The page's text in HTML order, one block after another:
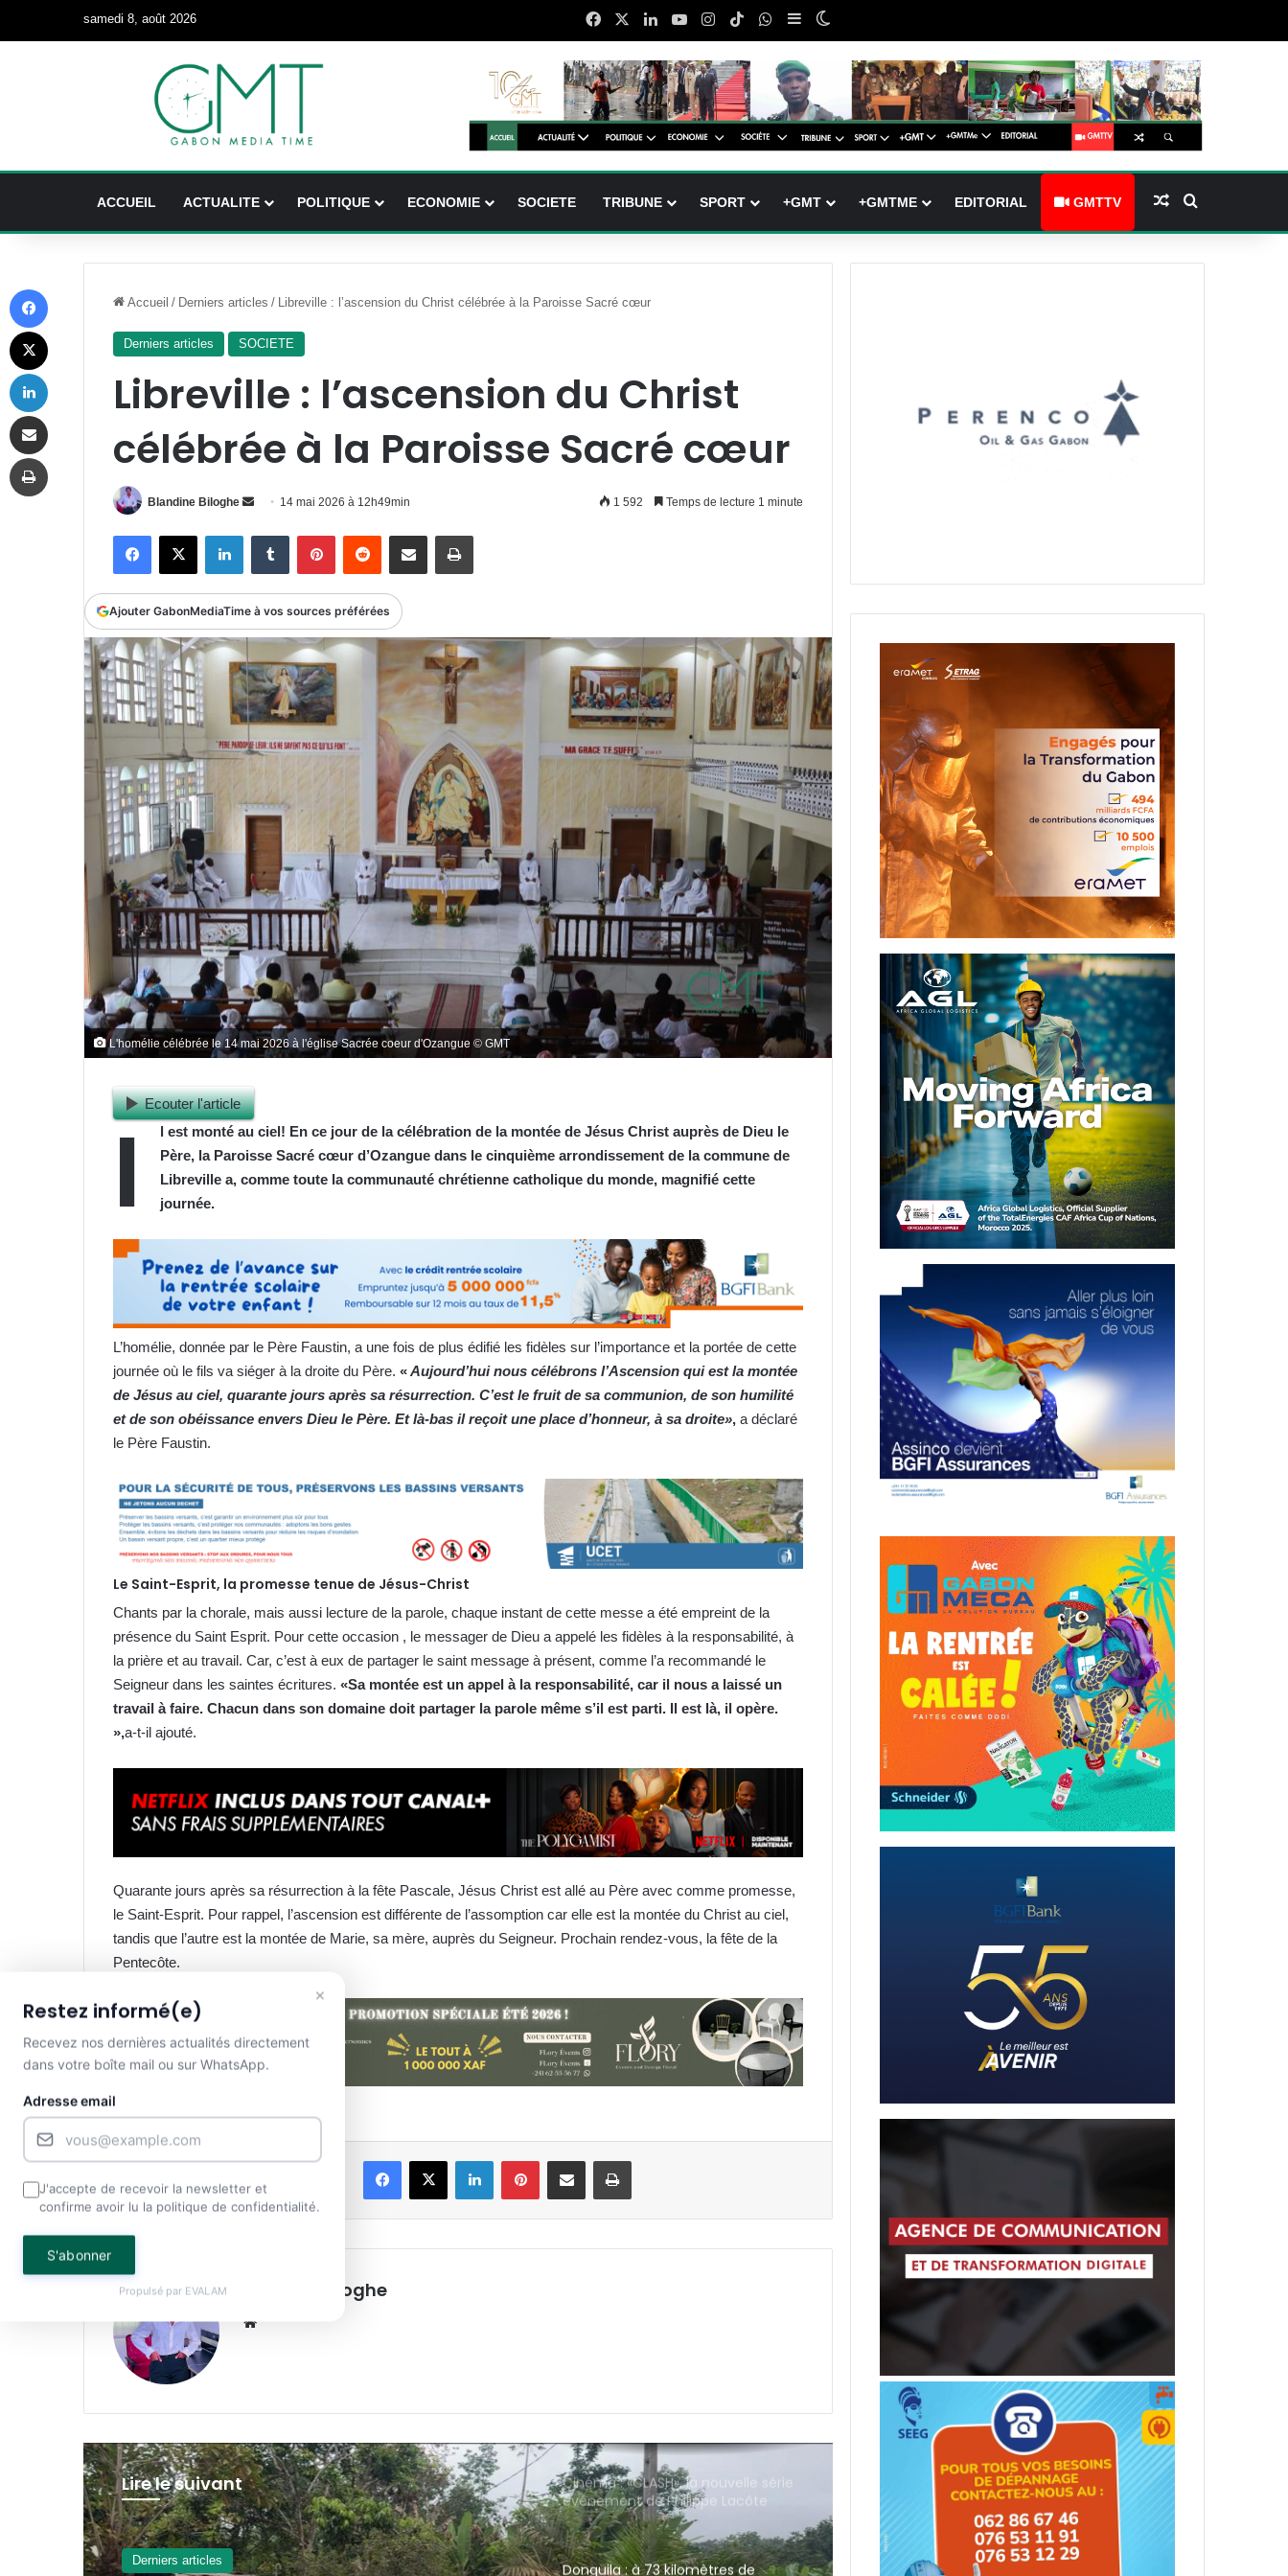
samedi 8, août 2026 FacebookLinkedinYouTubeInstagram
TikTokWhatsApp
Sidebar (barre latérale)
Switch skin
ACCUEIL ACTUALITE POLITIQUE ECONOMIE SOCIETE TRIBUNE SPORT +GMT +GMTME EDITORIAL GMTTV Article Aléatoire
Accueil / Derniers articles / Libreville : l’ascension du Christ célébrée à la Paroisse Sacré cœur
Derniers articles SOCIETE
Libreville : l’ascension du Christ
célébrée à la Paroisse Sacré cœur
Blandine Biloghe
Envoyer
courriel
14 mai 2026 à 12h49min 1 592 Temps de lecture 1 minute
FacebookX LinkedinTumblr PinterestReddit Partager par email Imprimer
Ajouter GabonMediaTime à vos sources préférées
L'homélie célébrée le 14 mai 2026 à l'église Sacrée coeur d'Ozangue © GMT
Ecouter l'article
I
l est monté au ciel! En ce jour de la célébration de la montée de Jésus Christ auprès de Dieu le
Père, la Paroisse Sacré cœur d’Ozangue dans le cinquième arrondissement de la commune de
Libreville a, comme toute la communauté chrétienne catholique du monde, magnifié cette
journée.
L’homélie, donnée par le Père Faustin, a une fois de plus édifié les fidèles sur l’importance et la portée de cette
journée où le fils va siéger à la droite du Père. «Aujourd’hui nous célébrons l’Ascension qui est la montée
de Jésus au ciel, quarante jours après sa résurrection. C’est le fruit de sa communion, de son humilité
et de son obéissance envers Dieu le Père. Et là-bas il reçoit une place d’honneur, à sa droite», a déclaré
le Père Faustin.
Le Saint-Esprit, la promesse tenue de Jésus-Christ
Chants par la chorale, mais aussi lecture de la parole, chaque instant de cette messe a été empreint de la
présence du Saint Esprit. Pour cette occasion , le messager de Dieu a appelé les fidèles à la responsabilité, à
la prière et au travail. Car, c’est à eux de partager le saint message à présent, comme l’a recommandé le
Seigneur dans les saintes écritures. «Sa montée est un appel à la responsabilité, car il nous a laissé un
travail à faire. Chacun dans son domaine doit partager la parole même s’il est parti. Il est là, il opère.
»,a-t-il ajouté.
Quarante jours après sa résurrection à la fête Pascale, Jésus Christ est allé au Père avec comme promesse,
le Saint-Esprit. Pour rappel, l’ascension est différente de l’assomption car elle est la montée du Christ au ciel,
tandis que l’autre est la montée de Marie, sa mère, auprès du Seigneur. Prochain rendez-vous, la fête de la
Pentecôte.
Partager
FacebookX LinkedinPinterestPartager par email Imprimer
Blandine Biloghe
Lire le suivant
Derniers articles
un mouvement d’humeur du
personnel
Ebola : contamination record avec
plus de 3000 cas confirmés en RDC
de la DGSR
Afrique : l’IA impliquée dans 55% des
événement de Philippe Lacôte
Donguila : à 73 kilomètres de
Libreville, l’eau potable et la
télévision nationale toujours hors
de portée
Nations Unies : deux tiers de la
×
Restez informé(e)
Recevez nos dernières actualités directement
dans votre boîte mail ou sur WhatsApp.
Adresse email
J'accepte de recevoir la newsletter et
confirme avoir lu la politique de confidentialité.
S'abonner
Propulsé par EVALAM